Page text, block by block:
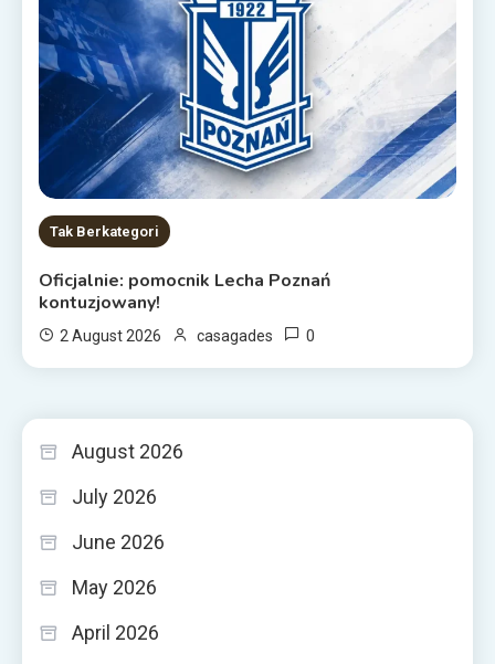
Tak Berkategori
Oficjalnie: pomocnik Lecha Poznań
kontuzjowany!
2 August 2026 casagades 0
August 2026
July 2026
June 2026
May 2026
April 2026